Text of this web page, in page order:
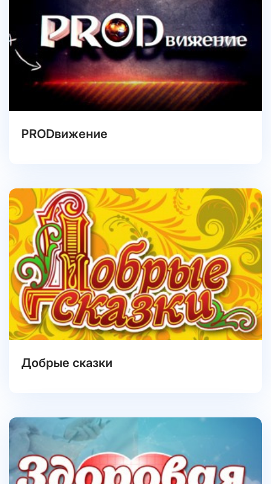
PRODвижение
Добрые сказки